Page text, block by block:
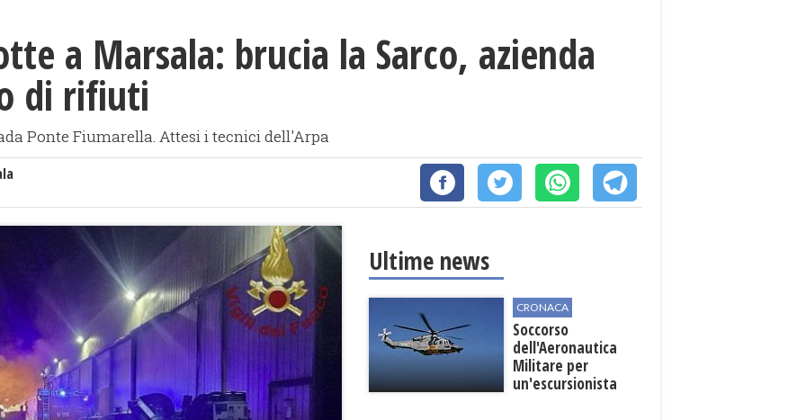
a Marsala: brucia la Sarco, azienda
di rifiuti
Ponte Fiumarella. Attesi i tecnici dell'Arpa
Ultime news
CRONACA
Soccorso
dell'Aeronautica
Militare per
un'escursionista